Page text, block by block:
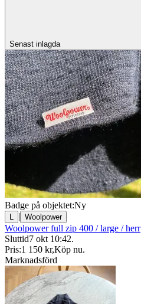
Senast inlagda
Badge på objektet:Ny
L | Woolpower
Woolpower full zip 400 / large / herr
Sluttid7 okt 10:42.
Pris:1 150 kr,Köp nu.
Marknadsförd